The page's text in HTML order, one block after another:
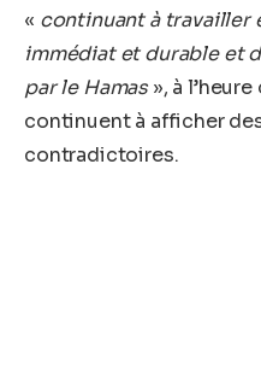
« continuant à travailler
immédiat et durable et
par le Hamas », à
continuent à afficher
contradictoires.